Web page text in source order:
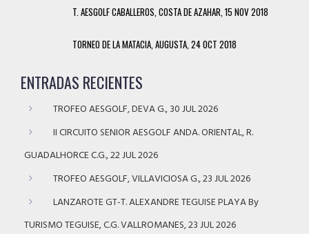
T. AESGOLF CABALLEROS, COSTA DE AZAHAR, 15 NOV 2018
TORNEO DE LA MATACIA, AUGUSTA, 24 OCT 2018
ENTRADAS RECIENTES
TROFEO AESGOLF, DEVA G., 30 JUL 2026
II CIRCUITO SENIOR AESGOLF ANDA. ORIENTAL, R.
GUADALHORCE C.G., 22 JUL 2026
TROFEO AESGOLF, VILLAVICIOSA G., 23 JUL 2026
LANZAROTE GT-T. ALEXANDRE TEGUISE PLAYA By
TURISMO TEGUISE, C.G. VALLROMANES, 23 JUL 2026